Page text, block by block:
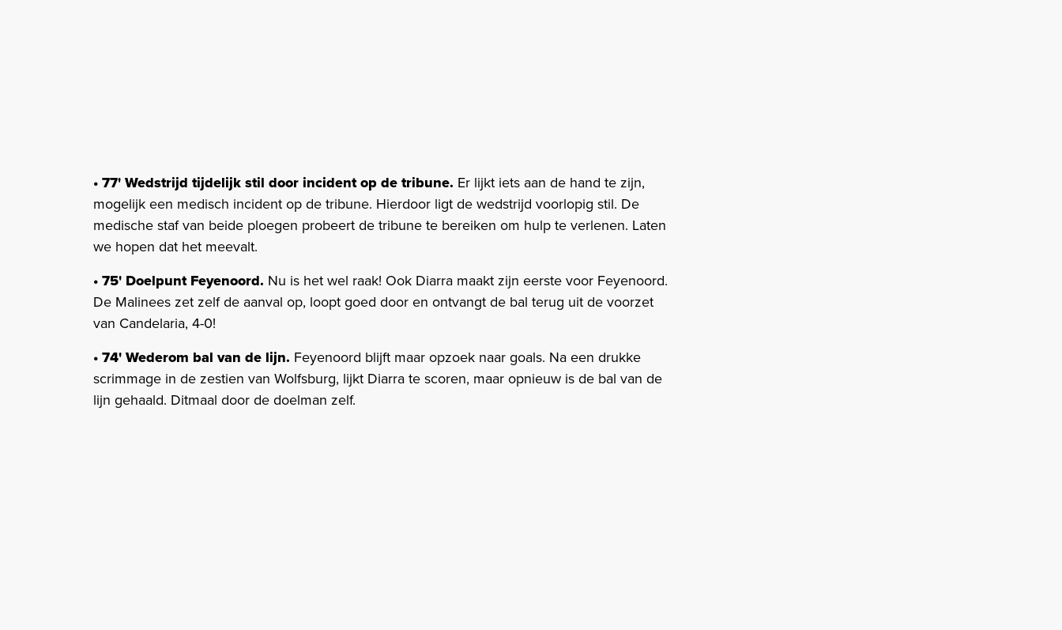
• 77' Wedstrijd tijdelijk stil door incident op de tribune. Er lijkt iets aan de hand te zijn,
mogelijk een medisch incident op de tribune. Hierdoor ligt de wedstrijd voorlopig stil. De
medische staf van beide ploegen probeert de tribune te bereiken om hulp te verlenen. Laten
we hopen dat het meevalt.
• 75' Doelpunt Feyenoord. Nu is het wel raak! Ook Diarra maakt zijn eerste voor Feyenoord.
De Malinees zet zelf de aanval op, loopt goed door en ontvangt de bal terug uit de voorzet
van Candelaria, 4-0!
• 74' Wederom bal van de lijn. Feyenoord blijft maar opzoek naar goals. Na een drukke
scrimmage in de zestien van Wolfsburg, lijkt Diarra te scoren, maar opnieuw is de bal van de
lijn gehaald. Ditmaal door de doelman zelf.